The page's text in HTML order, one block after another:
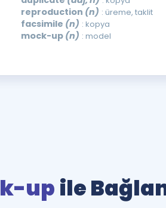
reproduction (n) : üreme, taklit
facsimile (n) : kopya
mock-up (n) : model
up ile